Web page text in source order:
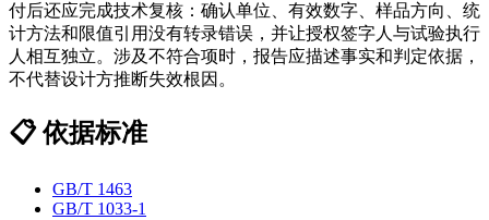
付后还应完成技术复核：确认单位、有效数字、样品方向、统
计方法和限值引用没有转录错误，并让授权签字人与试验执行
人相互独立。涉及不符合项时，报告应描述事实和判定依据，
不代替设计方推断失效根因。
📋 依据标准
GB/T 1463
GB/T 1033-1